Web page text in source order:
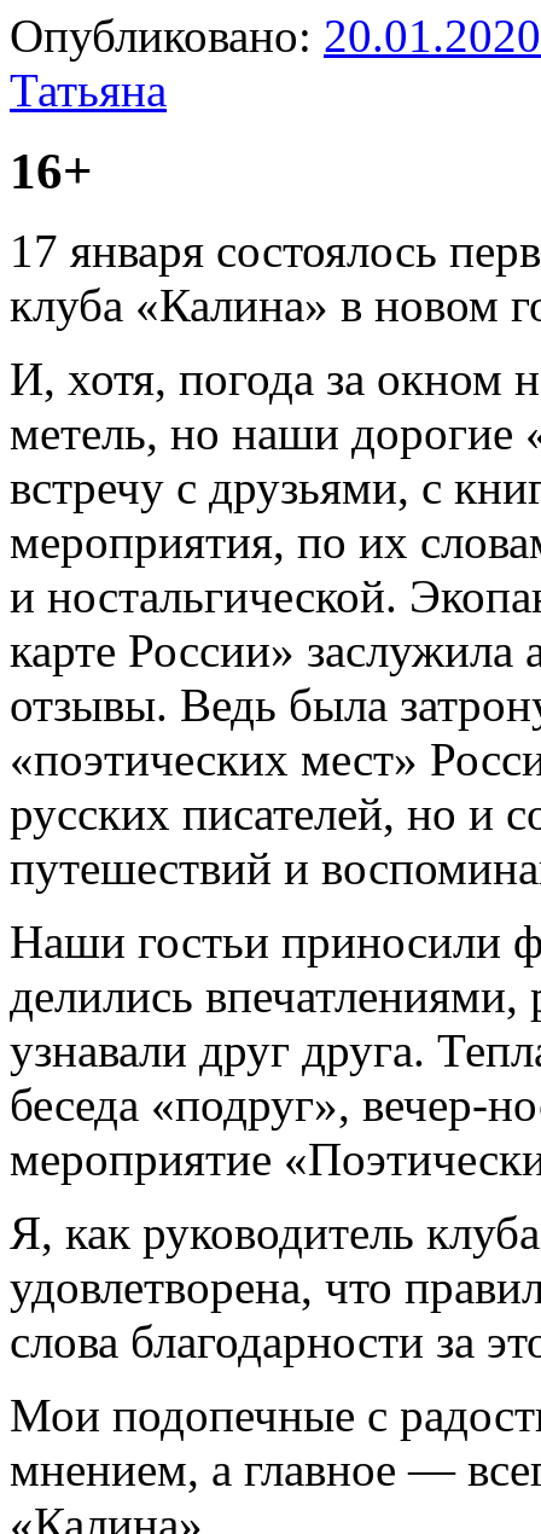
Опубликовано: 20.01.2020
Татьяна
16+
17 января состоялось
клуба «Калина» в новом
И, хотя, погода за окном
метель, но наши дорогие
встречу с друзьями, с
мероприятия, по их
и ностальгической.
карте России»
отзывы. Ведь была
«поэтических мест»
русских писателей, но и
путешествий и
Наши гостьи приносили
делились
узнавали друг друга.
беседа «подруг», вечер-
мероприятие
Я, как руководитель
удовлетворена, что
слова благодарности за
Мои подопечные с
мнением, а главное —